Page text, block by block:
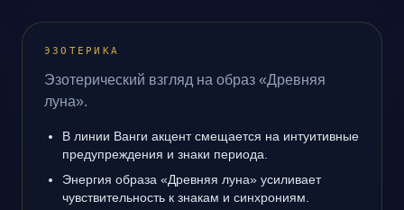
ЭЗОТЕРИКА
Эзотерический взгляд на образ «Древняя
луна».
В линии Ванги акцент смещается на интуитивные
предупреждения и знаки периода.
Энергия образа «Древняя луна» усиливает
чувствительность к знакам и синхрониям.